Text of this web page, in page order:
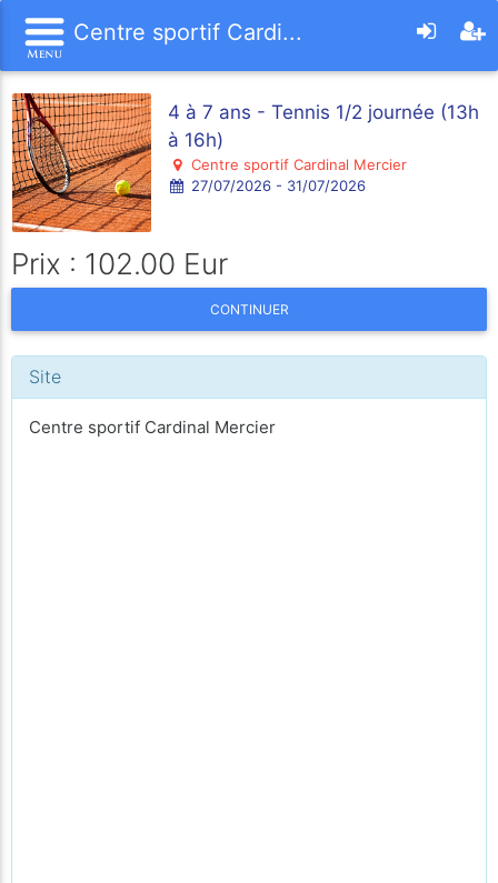
Centre sportif Cardi...
4 à 7 ans - Tennis 1/2 journée (13h
à 16h)
Centre sportif Cardinal Mercier
27/07/2026 - 31/07/2026
Prix : 102.00 Eur
CONTINUER
Site
Centre sportif Cardinal Mercier